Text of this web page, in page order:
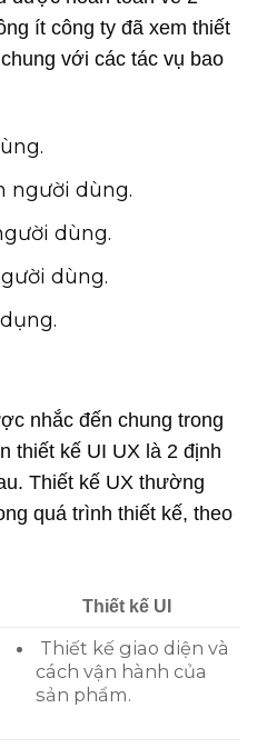
ít công ty đã xem thiết
với các tác vụ bao
người dùng.
dùng.
dùng.
nhắc đến chung trong
thiết kế UI UX là 2 định
Thiết kế UX thường
quá trình thiết kế, theo
Thiết kế UI
Thiết kế giao diện và
cách vận hành của
sản phẩm.